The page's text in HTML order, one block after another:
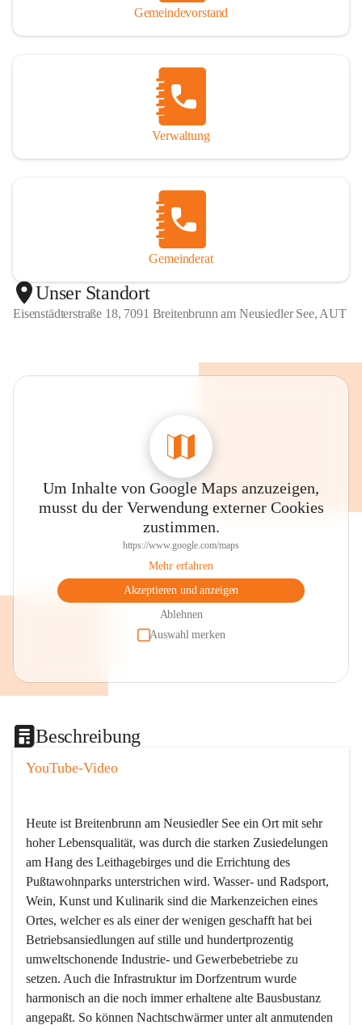
Gemeindevorstand
Verwaltung
Gemeinderat
Unser Standort
Eisenstädterstraße 18, 7091 Breitenbrunn am Neusiedler See, AUT
Um Inhalte von Google Maps anzuzeigen,
musst du der Verwendung externer Cookies
zustimmen.
https://www.google.com/maps
Mehr erfahren
Akzeptieren und anzeigen
Ablehnen
Auswahl merken
Beschreibung
YouTube-Video
Heute ist Breitenbrunn am Neusiedler See ein Ort mit sehr
hoher Lebensqualität, was durch die starken Zusiedelungen
am Hang des Leithagebirges und die Errichtung des
Pußtawohnparks unterstrichen wird. Wasser- und Radsport,
Wein, Kunst und Kulinarik sind die Markenzeichen eines
Ortes, welcher es als einer der wenigen geschafft hat bei
Betriebsansiedlungen auf stille und hundertprozentig
umweltschonende Industrie- und Gewerbebetriebe zu
setzen. Auch die Infrastruktur im Dorfzentrum wurde
harmonisch an die noch immer erhaltene alte Bausbustanz
angepaßt. So können Nachtschwärmer unter alt anmutenden